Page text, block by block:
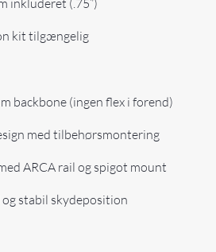
inkluderet (.75”)
kit tilgængelig
backbone (ingen flex i forend)
med tilbehørsmontering
ARCA rail og spigot mount
stabil skydeposition